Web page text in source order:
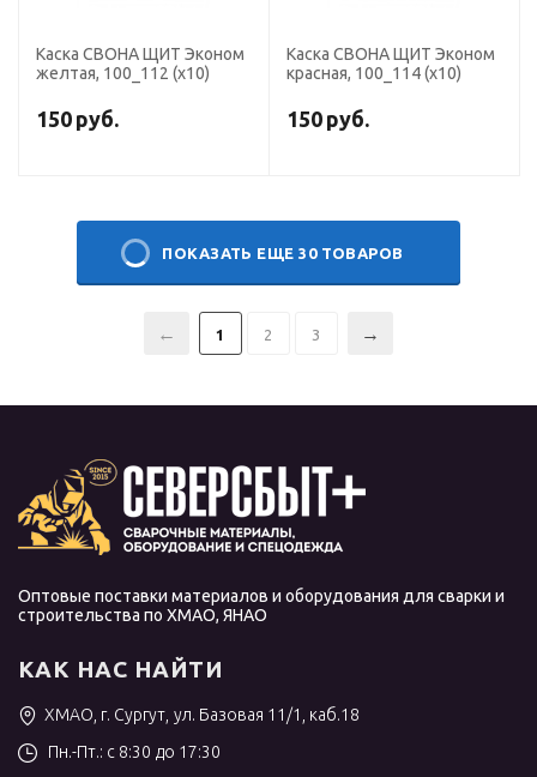
Каска СВОНА ЩИТ Эконом
желтая, 100_112 (х10)
150 руб.
Каска СВОНА ЩИТ Эконом
красная, 100_114 (х10)
150 руб.
ПОКАЗАТЬ ЕЩЕ 30 ТОВАРОВ
1 2 3
Оптовые поставки материалов и оборудования для сварки и
строительства по ХМАО, ЯНАО
КАК НАС НАЙТИ
ХМАО, г. Сургут, ул. Базовая 11/1, каб.18
Пн.-Пт.: с 8:30 до 17:30